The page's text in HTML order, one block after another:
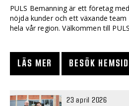
PULS Bemanning är ett företag
nöjda kunder och ett växande
hela vår region. Välkommen till
LÄS MER BESÖK
23 april 2026